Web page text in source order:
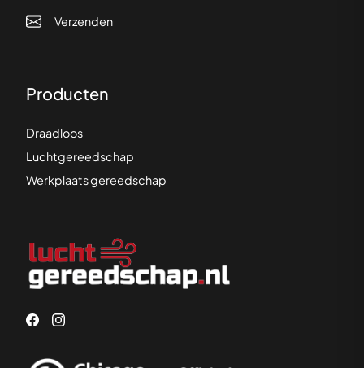
Verzenden
Producten
Draadloos
Luchtgereedschap
Werkplaats gereedschap